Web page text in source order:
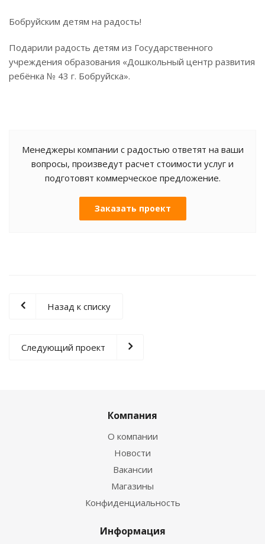
Бобруйским детям на радость!
Подарили радость детям из Государственного
учреждения образования «‎Дошкольный центр развития
ребёнка № 43 г. Бобруйска».
Менеджеры компании с радостью ответят на ваши
вопросы, произведут расчет стоимости услуг и
подготовят коммерческое предложение.
Заказать проект
Назад к списку
Следующий проект
Компания
О компании
Новости
Вакансии
Магазины
Конфиденциальность
Информация